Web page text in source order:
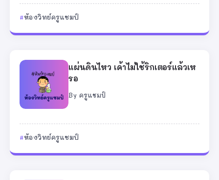
ห้องวิทย์ครูแชมป์
แผ่นดินไหว เค้าไม่ใช้ริกเตอร์แล้วเห
รอ
By ครูแชมป์
ห้องวิทย์ครูแชมป์